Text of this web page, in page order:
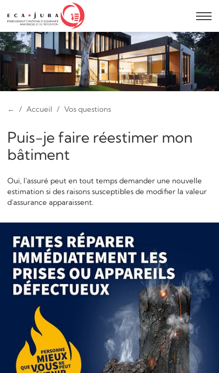
← Accueil Vos questions
Puis-je faire réestimer mon
bâtiment
Oui, l'assuré peut en tout temps demander une nouvelle
estimation si des raisons susceptibles de modifier la valeur
d'assurance apparaissent.